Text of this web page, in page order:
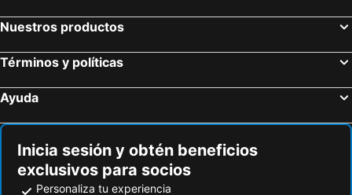
Nuestros productos
Términos y políticas
Ayuda
Inicia sesión y obtén beneficios
exclusivos para socios
Personaliza tu experiencia